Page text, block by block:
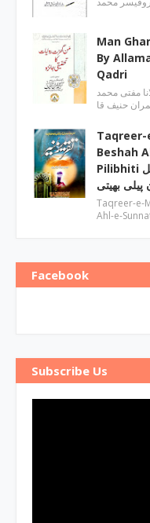
Man
By
Qadri
مفتی محمد
Taqreer-
Beshah
Pilibhiti تقریر منیر قلب ـ مولانا شیربیشہ اہل
بھیتی
Taqreer-e-
Ahl-e-
Facebook
Subscribe Us